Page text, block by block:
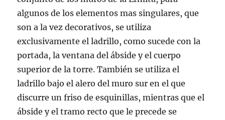
algunos de los elementos mas singulares, que
son a la vez decorativos, se utiliza
exclusivamente el ladrillo, como sucede con la
portada, la ventana del ábside y el cuerpo
superior de la torre. También se utiliza el
ladrillo bajo el alero del muro sur en el que
discurre un friso de esquinillas, mientras que el
ábside y el tramo recto que le precede se